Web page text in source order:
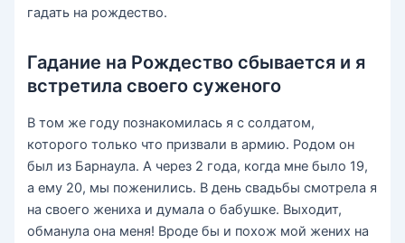
гадать на рождество.
Гадание на Рождество сбывается и я
встретила своего суженого
В том же году познакомилась я с солдатом,
которого только что призвали в армию. Родом он
был из Барнаула. А через 2 года, когда мне было 19,
а ему 20, мы поженились. В день свадьбы смотрела я
на своего жениха и думала о бабушке. Выходит,
обманула она меня! Вроде бы и похож мой жених на